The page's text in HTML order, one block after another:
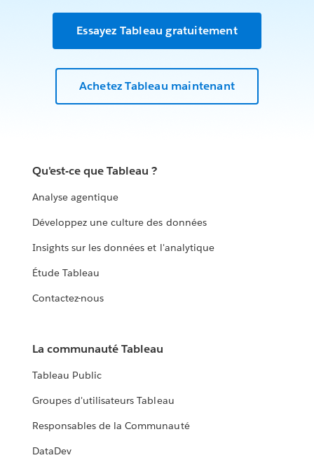
Essayez Tableau gratuitement
Achetez Tableau maintenant
Qu'est-ce que Tableau ?
Analyse agentique
Développez une culture des données
Insights sur les données et l'analytique
Étude Tableau
Contactez-nous
La communauté Tableau
Tableau Public
Groupes d'utilisateurs Tableau
Responsables de la Communauté
DataDev